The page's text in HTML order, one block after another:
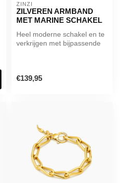
ZINZI
ZILVEREN ARMBAND
MET MARINE SCHAKEL
Heel moderne schakel en te
verkrijgen met bijpassende
€139,95